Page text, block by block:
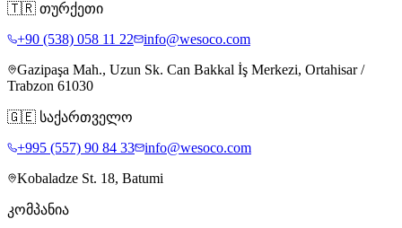
🇹🇷 თურქეთი
+90 (538) 058 11 22
info@wesoco.com
Gazipaşa Mah., Uzun Sk. Can Bakkal İş Merkezi, Ortahisar /
Trabzon 61030
🇬🇪 საქართველო
+995 (557) 90 84 33
info@wesoco.com
Kobaladze St. 18, Batumi
კომპანია